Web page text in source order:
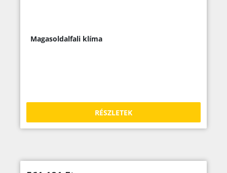
Magasoldalfali klíma
RÉSZLETEK